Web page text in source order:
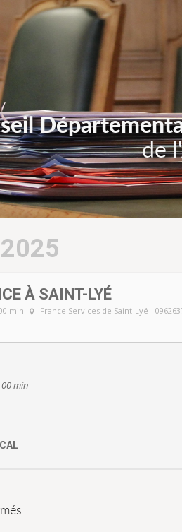
de
À SAINT-LYÉ
min France Services de Saint-Lyé -
min